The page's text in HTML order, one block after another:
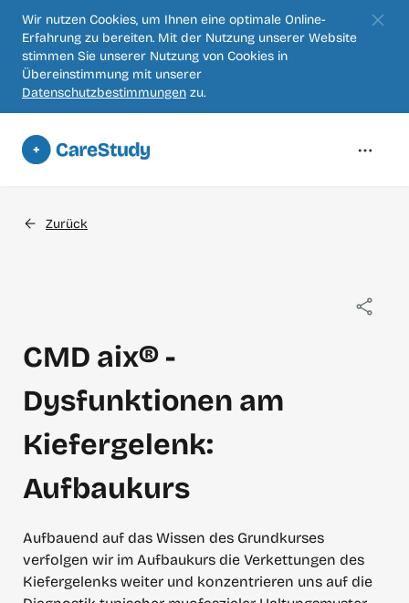
Zum
Hauptinhalt
springen
Wir nutzen Cookies, um Ihnen eine optimale Online-
Erfahrung zu bereiten. Mit der Nutzung unserer Website
stimmen Sie unserer Nutzung von Cookies in
Übereinstimmung mit unserer
Datenschutzbestimmungen zu.
Zurück
CMD aix® -
Dysfunktionen am
Kiefergelenk:
Aufbaukurs
Aufbauend auf das Wissen des Grundkurses
verfolgen wir im Aufbaukurs die Verkettungen des
Kiefergelenks weiter und konzentrieren uns auf die